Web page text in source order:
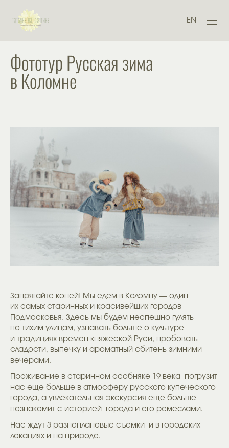
EN
Фототур Русская зима
в Коломне
Запрягайте коней! Мы едем в Коломну — один
их самых старинных и красивейших городов
Подмосковья. Здесь мы будем неспешно гулять
по тихим улицам, узнавать больше о культуре
и традициях времен княжеской Руси, пробовать
сладости, выпечку и ароматный сбитень зимними
вечерами.
Проживание в старинном особняке 19 века погрузит
нас еще больше в атмосферу русского купеческого
города, а увлекательная экскурсия еще больше
познакомит с историей города и его ремеслами.
Нас ждут 3 разноплановые съемки и в городских
локациях и на природе.